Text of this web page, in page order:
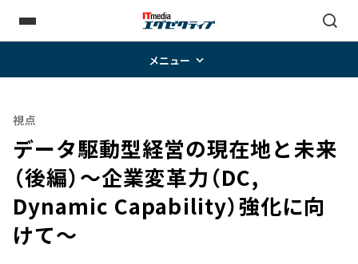
メニュー
視点
データ駆動型経営の現在地と未来
（後編）～企業変革力（DC,
Dynamic Capability）強化に向
けて～